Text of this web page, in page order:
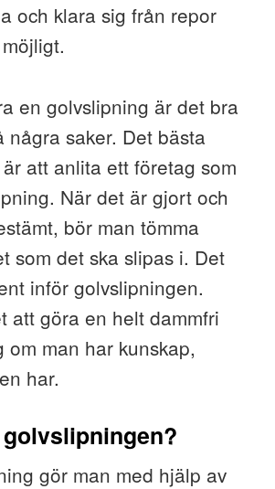
och klara sig från repor
en golvslipning är det bra
några saker. Det bästa
att anlita ett företag som
När det är gjort och
bör man tömma
som det ska slipas i. Det
inför golvslipningen.
att göra en helt dammfri
om man har kunskap,
har.
gör man med hjälp av